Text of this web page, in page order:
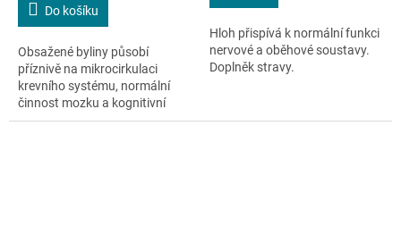
Do košíku
Obsažené byliny působí
příznivě na mikrocirkulaci
krevního systému, normální
činnost mozku a kognitivní
funkce.
Hloh přispívá k normální funkci
nervové a oběhové soustavy.
Doplněk stravy.